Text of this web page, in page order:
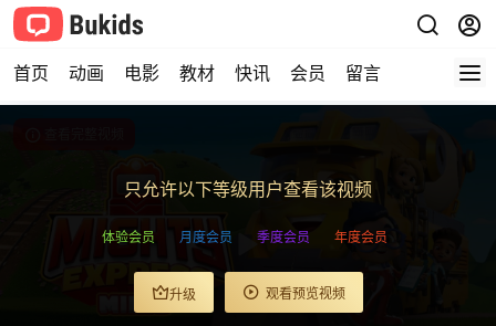
首页 动画 电影 教材 快讯 会员 留言
只允许以下等级用户查看该视频
体验会员 月度会员 季度会员 年度会员
升级 观看预览视频